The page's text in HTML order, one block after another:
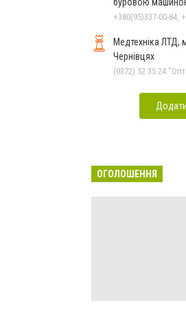
+380(95)337-00-84,
Медтехніка ЛТД,
Чернівцях
ОГОЛОШЕННЯ